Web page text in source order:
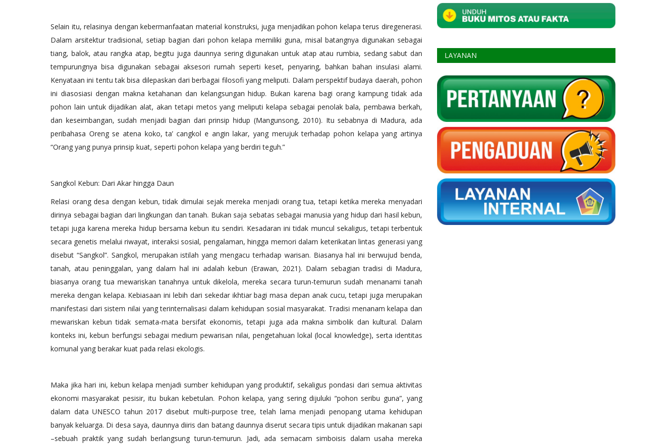
Selain itu, relasinya dengan kebermanfaatan material konstruksi, juga menjadikan pohon kelapa terus diregenerasi.
Dalam arsitektur tradisional, setiap bagian dari pohon kelapa memiliki guna, misal batangnya digunakan sebagai
tiang, balok, atau rangka atap, begitu juga daunnya sering digunakan untuk atap atau rumbia, sedang sabut dan
tempurungnya bisa digunakan sebagai aksesori rumah seperti keset, penyaring, bahkan bahan insulasi alami.
Kenyataan ini tentu tak bisa dilepaskan dari berbagai filosofi yang meliputi. Dalam perspektif budaya daerah, pohon
ini diasosiasi dengan makna ketahanan dan kelangsungan hidup. Bukan karena bagi orang kampung tidak ada
pohon lain untuk dijadikan alat, akan tetapi metos yang meliputi kelapa sebagai penolak bala, pembawa berkah,
dan keseimbangan, sudah menjadi bagian dari prinsip hidup (Mangunsong, 2010). Itu sebabnya di Madura, ada
peribahasa Oreng se atena koko, ta’ cangkol e angin lakar, yang merujuk terhadap pohon kelapa yang artinya
“Orang yang punya prinsip kuat, seperti pohon kelapa yang berdiri teguh.”
Sangkol Kebun: Dari Akar hingga Daun
Relasi orang desa dengan kebun, tidak dimulai sejak mereka menjadi orang tua, tetapi ketika mereka menyadari
dirinya sebagai bagian dari lingkungan dan tanah. Bukan saja sebatas sebagai manusia yang hidup dari hasil kebun,
tetapi juga karena mereka hidup bersama kebun itu sendiri. Kesadaran ini tidak muncul sekaligus, tetapi terbentuk
secara genetis melalui riwayat, interaksi sosial, pengalaman, hingga memori dalam keterikatan lintas generasi yang
disebut “Sangkol”. Sangkol, merupakan istilah yang mengacu terhadap warisan. Biasanya hal ini berwujud benda,
tanah, atau peninggalan, yang dalam hal ini adalah kebun (Erawan, 2021). Dalam sebagian tradisi di Madura,
biasanya orang tua mewariskan tanahnya untuk dikelola, mereka secara turun-temurun sudah menanami tanah
mereka dengan kelapa. Kebiasaan ini lebih dari sekedar ikhtiar bagi masa depan anak cucu, tetapi juga merupakan
manifestasi dari sistem nilai yang terinternalisasi dalam kehidupan sosial masyarakat. Tradisi menanam kelapa dan
mewariskan kebun tidak semata-mata bersifat ekonomis, tetapi juga ada makna simbolik dan kultural. Dalam
konteks ini, kebun berfungsi sebagai medium pewarisan nilai, pengetahuan lokal (local knowledge), serta identitas
komunal yang berakar kuat pada relasi ekologis.
Maka jika hari ini, kebun kelapa menjadi sumber kehidupan yang produktif, sekaligus pondasi dari semua aktivitas
ekonomi masyarakat pesisir, itu bukan kebetulan. Pohon kelapa, yang sering dijuluki “pohon seribu guna”, yang
dalam data UNESCO tahun 2017 disebut multi-purpose tree, telah lama menjadi penopang utama kehidupan
banyak keluarga. Di desa saya, daunnya diiris dan batang daunnya diserut secara tipis untuk dijadikan makanan sapi
–sebuah praktik yang sudah berlangsung turun-temurun. Jadi, ada semacam simboisis dalam usaha mereka
LAYANAN